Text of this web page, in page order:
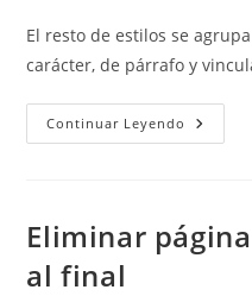
El resto de estilos se
carácter, de párrafo y
Continuar Leyendo Tipos
De
Eliminar
al final